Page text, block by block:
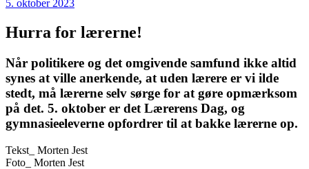
5. oktober 2023
Hurra for lærerne!
Når politikere og det omgivende samfund ikke altid
synes at ville anerkende, at uden lærere er vi ilde
stedt, må lærerne selv sørge for at gøre opmærksom
på det. 5. oktober er det Lærerens Dag, og
gymnasieeleverne opfordrer til at bakke lærerne op.
Tekst_ Morten Jest
Foto_ Morten Jest